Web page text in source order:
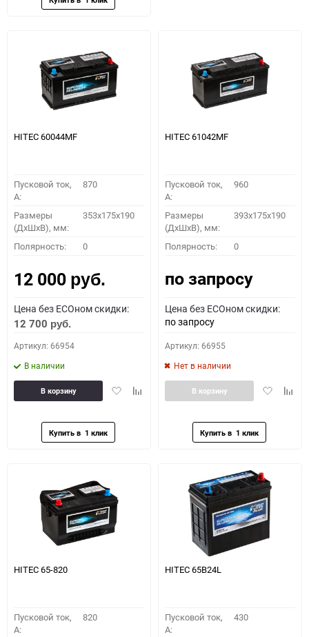
HITEC 60044MF
Пусковой ток,
A:
870
Размеры
(ДхШхВ), мм:
353x175x190
Полярность: 0
12 000 руб.
Цена без ECOном скидки:
12 700 руб.
Артикул: 66954
В наличии
ДобавитьДобавить
В корзину
HITEC 61042MF
Пусковой ток,
A:
960
Размеры
(ДхШхВ), мм:
393x175x190
Полярность: 0
по запросу
Цена без ECOном скидки:
по запросу
Артикул: 66955
Нет в наличии
Добавить
В корзину
HITEC 65-820
Пусковой ток,
A:
820
HITEC 65B24L
Пусковой ток,
A:
430